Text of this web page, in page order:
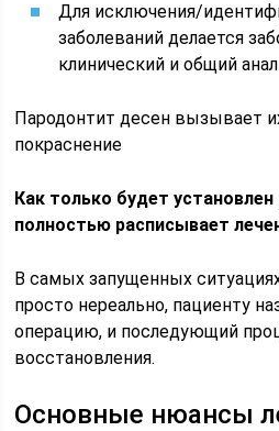
Для исключения/
заболеваний делается
клинический и общий
Пародонтит десен вызывает
покраснение
Как только будет установлен
полностью расписывает
В самых запущенных
просто нереально, пациенту
операцию, и последующий
восстановления.
Основные нюансы